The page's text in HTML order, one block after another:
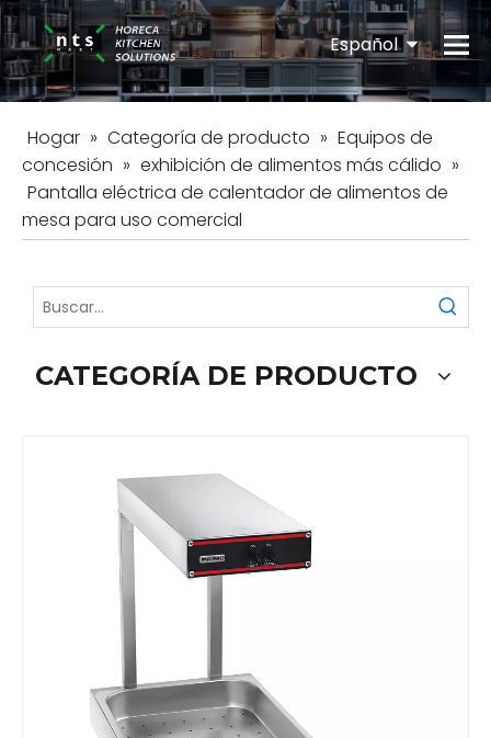
Español
English
Hogar » Categoría de producto » Equipos de
concesión » exhibición de alimentos más cálido »
Pantalla eléctrica de calentador de alimentos de
mesa para uso comercial
CATEGORÍA DE PRODUCTO